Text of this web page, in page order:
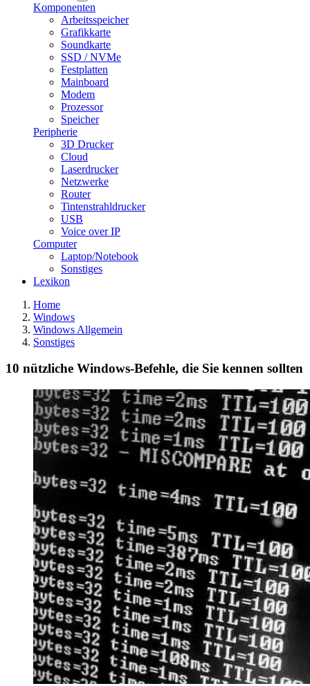
Komponenten
Arbeitsspeicher
Grafikkarte
Soundkarte
SSD / NVMe
Festplatten
Mainboard
Modem
Prozessor
Speicher
Peripherie
3D Drucker
Cloud
Laserdrucker
Netzwerke
Router
Tintenstrahldrucker
USB
Voice over IP
Computer
Laptop/Notebook
Sonstiges
Lexikon
Home
Windows
Windows Allgemein
Sonstiges
10 nützliche Windows-Befehle, die Sie kennen sollten